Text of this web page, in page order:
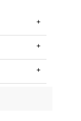
+
+
+